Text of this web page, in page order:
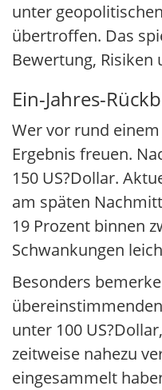
unter
übertroffen. Das
Bewertung, Risiken
Ein-Jahres-
Wer vor rund
Ergebnis freuen.
150 US?Dollar.
am späten
19 Prozent binnen
Schwankungen
Besonders
unter 100
zeitweise nahezu
eingesammelt